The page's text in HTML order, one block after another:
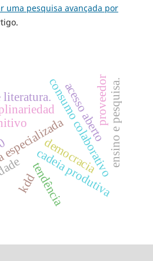
uma pesquisa avançada por
consumo colaborativo
kddcadeia produtiva
tendência
democracia
literatura. ensino e pesquisa.
acesso aberto
proveedor